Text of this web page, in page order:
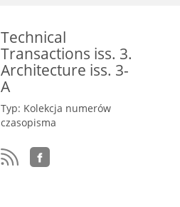
Technical
Transactions iss. 3.
Architecture iss. 3-
A
Typ: Kolekcja numerów
czasopisma